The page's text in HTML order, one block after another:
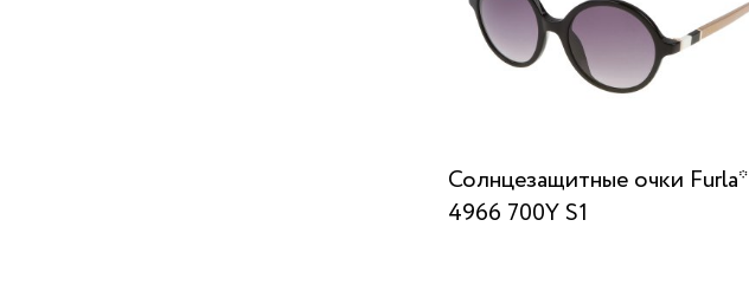
Солнцезащитные очки Furla*
4966 700Y S1